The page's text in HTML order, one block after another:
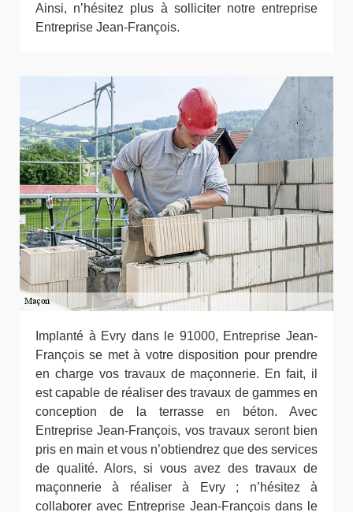
Ainsi, n’hésitez plus à solliciter notre entreprise
Entreprise Jean-François.
Implanté à Evry dans le 91000, Entreprise Jean-
François se met à votre disposition pour prendre
en charge vos travaux de maçonnerie. En fait, il
est capable de réaliser des travaux de gammes en
conception de la terrasse en béton. Avec
Entreprise Jean-François, vos travaux seront bien
pris en main et vous n’obtiendrez que des services
de qualité. Alors, si vous avez des travaux de
maçonnerie à réaliser à Evry ; n’hésitez à
collaborer avec Entreprise Jean-François dans le